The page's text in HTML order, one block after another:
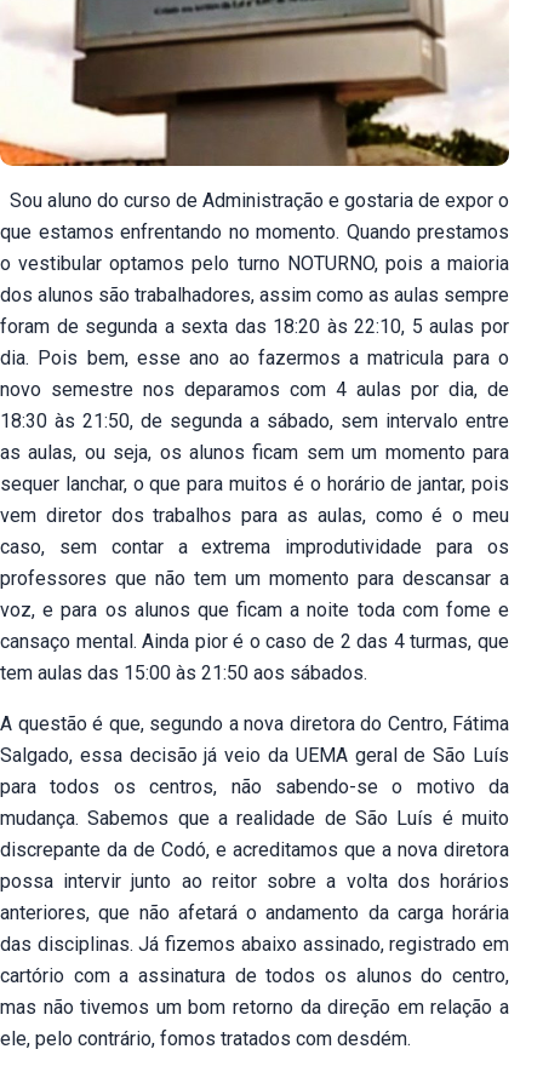
Sou aluno do curso de Administração e gostaria de expor o
que estamos enfrentando no momento. Quando prestamos
o vestibular optamos pelo turno NOTURNO, pois a maioria
dos alunos são trabalhadores, assim como as aulas sempre
foram de segunda a sexta das 18:20 às 22:10, 5 aulas por
dia. Pois bem, esse ano ao fazermos a matricula para o
novo semestre nos deparamos com 4 aulas por dia, de
18:30 às 21:50, de segunda a sábado, sem intervalo entre
as aulas, ou seja, os alunos ficam sem um momento para
sequer lanchar, o que para muitos é o horário de jantar, pois
vem diretor dos trabalhos para as aulas, como é o meu
caso, sem contar a extrema improdutividade para os
professores que não tem um momento para descansar a
voz, e para os alunos que ficam a noite toda com fome e
cansaço mental. Ainda pior é o caso de 2 das 4 turmas, que
tem aulas das 15:00 às 21:50 aos sábados.
A questão é que, segundo a nova diretora do Centro, Fátima
Salgado, essa decisão já veio da UEMA geral de São Luís
para todos os centros, não sabendo-se o motivo da
mudança. Sabemos que a realidade de São Luís é muito
discrepante da de Codó, e acreditamos que a nova diretora
possa intervir junto ao reitor sobre a volta dos horários
anteriores, que não afetará o andamento da carga horária
das disciplinas. Já fizemos abaixo assinado, registrado em
cartório com a assinatura de todos os alunos do centro,
mas não tivemos um bom retorno da direção em relação a
ele, pelo contrário, fomos tratados com desdém.